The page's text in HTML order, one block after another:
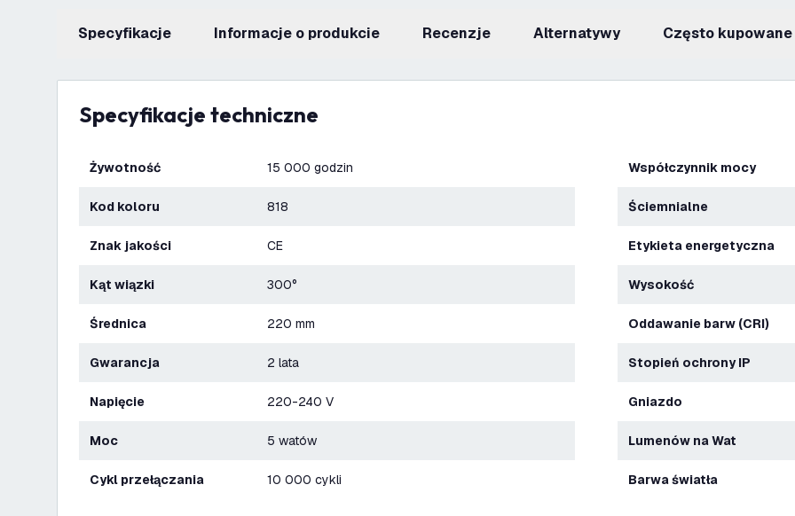
Specyfikacje informacje o produkcie recenzje Alternatywy Często
Specyfikacje techniczne
Żywotność 15 000 godzin
Kod koloru 818
Znak jakości CE
Kąt wiązki 300°
Średnica 220 mm
Gwarancja 2 lata
Napięcie 220-240 V
Moc 5 watów
Cykl przełączania 10 000 cykli
Współczynnik mocy
Ściemnialne
Etykieta energetyczna
Wysokość
Oddawanie barw (CRI)
Stopień ochrony IP
Gniazdo
Lumenów na Wat
Barwa światła